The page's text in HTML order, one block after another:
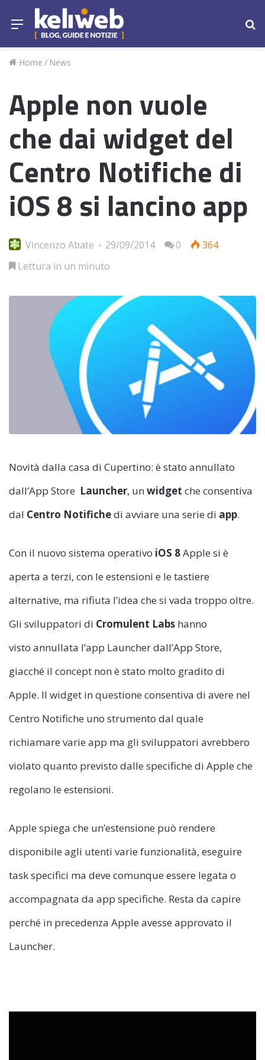
Menu
Home / News
Apple non vuole
che dai widget del
Centro Notifiche di
iOS 8 si lancino app
Vincenzo Abate 29/09/2014 0
364
Lettura in un minuto
Novità dalla casa di Cupertino: è stato annullato
dall’App Store Launcher, unwidget che consentiva
dal Centro Notifichedi avviare una serie di app.
Con il nuovo sistema operativo iOS 8Apple si è
aperta a terzi, con le estensioni e le tastiere
alternative, ma rifiuta l’idea che si vada troppo oltre.
Gli sviluppatori di Cromulent Labs hanno
visto annullata l’app Launcher dall’App Store,
giacché il concept non è stato molto gradito di
Apple. Il widget in questione consentiva di avere nel
Centro Notifiche uno strumento dal quale
richiamare varie app ma gli sviluppatori avrebbero
violato quanto previsto dalle specifiche di Apple che
regolano le estensioni.
Apple spiega che un’estensione può rendere
disponibile agli utenti varie funzionalità, eseguire
task specifici ma deve comunque essere legata o
accompagnata da app specifiche. Resta da capire
perché in precedenza Apple avesse approvato il
Launcher.